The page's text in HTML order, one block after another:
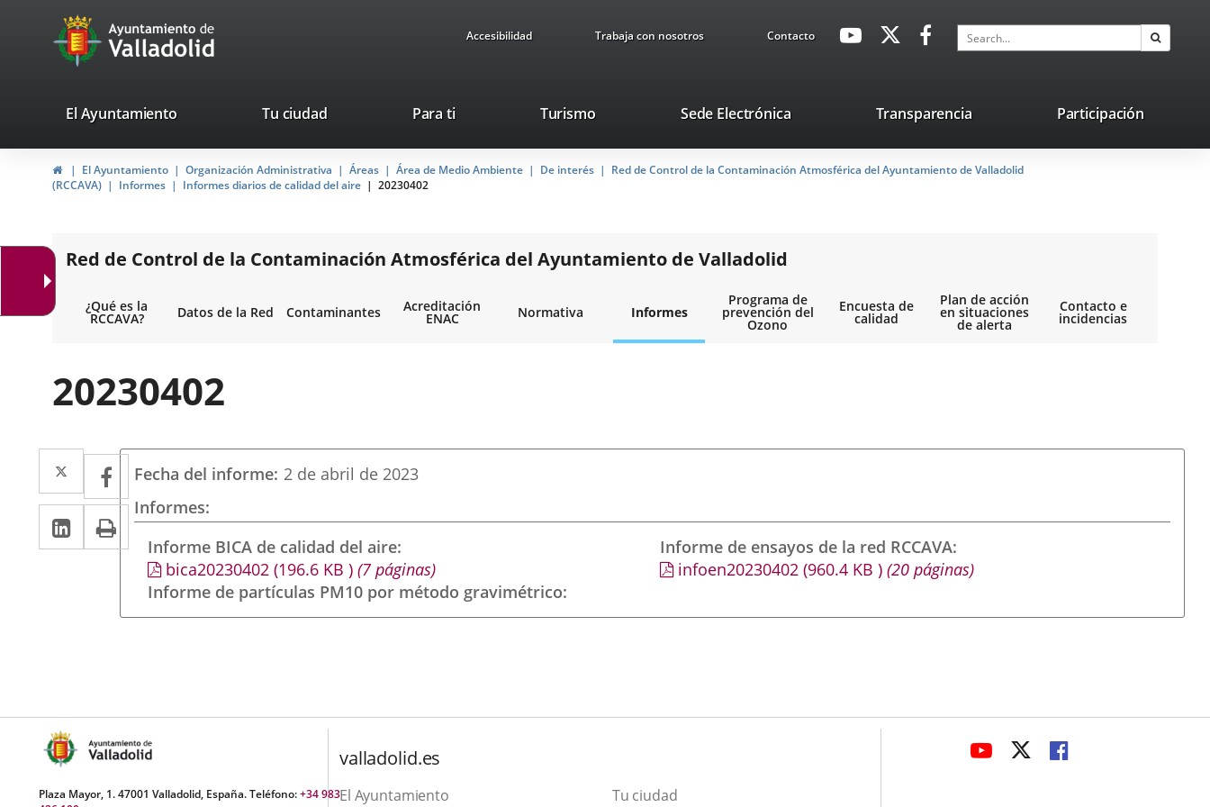
Portal
Web
Ayuntamiento
de
Valladolid
Accesibilidad Trabaja con nosotros ContactoavaHeaderSocial
Link
Link
application.
application.
Search
valladolid.es
El Ayuntamiento Tu ciudad Para ti TurismoThis
will
open
up
window.
Sede ElectrónicaLink
external
application.
Transparencia Participación
HomeEl Ayuntamiento Organización Administrativa Áreas Área de Medio Ambiente De interés
Red de Control de la Contaminación Atmosférica del Ayuntamiento de Valladolid
(RCCAVA)
Informes Informes diarios de calidad del aire 20230402
Red de Control de la Contaminación Atmosférica del Ayuntamiento de Valladolid
¿Qué es la
RCCAVA? Datos de la Red Contaminantes Acreditación
ENAC Normativa Informes
Programa de
prevención del
Ozono
Encuesta de
calidad
Plan de acción
en situaciones
de alerta
Contacto e
incidencias
20230402
Twitter
Enlace
a
una
aplicación
externa.
Facebook
Enlace
a
una
aplicación
externa.
Linkedin
Enlace
a
aplicación
Print
Fecha del informe 2 de abril de 2023
Informes
Informe BICA de calidad del aire
bica20230402(196.6 KB )(7 páginas)
Informe de partículas PM10 por método gravimétrico
Informe de ensayos de la red RCCAVA
infoen20230402 (960.4 KB) (20 páginas)
Plaza Mayor, 1. 47001 Valladolid, España. Teléfono:+34 983
valladolid.es
El Ayuntamiento Tu ciudad
LINK
LINKLINK